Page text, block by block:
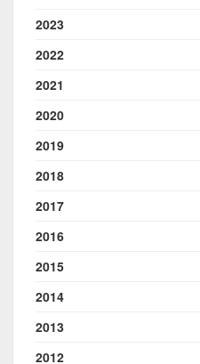
2023
2022
2021
2020
2019
2018
2017
2016
2015
2014
2013
2012